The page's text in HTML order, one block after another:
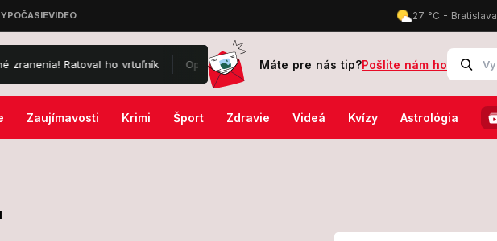
ho vrtuľník Opäť ZAMILOVANÝ? Sagan pristihnutý v Paríži s jednou z najsexi
Máte pre nás tip?Pošlite nám ho
Zaujímavosti Krimi Šport Zdravie Videá Kvízy Astrológia